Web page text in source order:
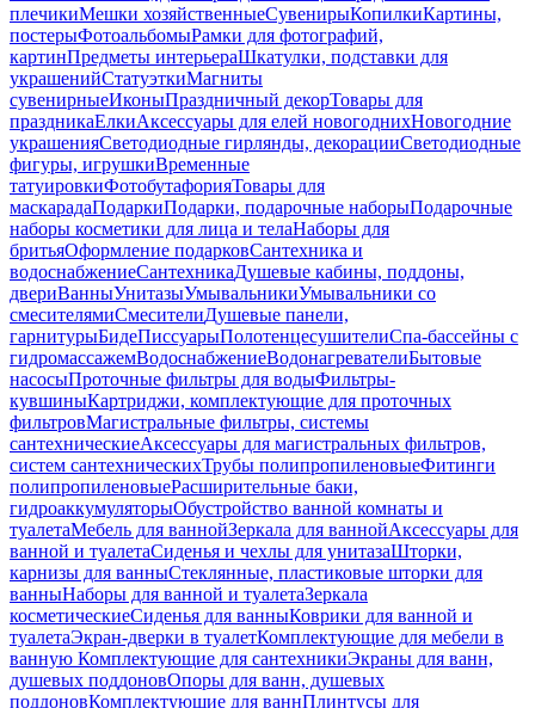
плечикиМешки хозяйственныеСувенирыКопилкиКартины,
постерыФотоальбомыРамки для фотографий,
картинПредметы интерьераШкатулки, подставки для
украшенийСтатуэткиМагниты
сувенирныеИконыПраздничный декорТовары для
праздникаЕлкиАксессуары для елей новогоднихНовогодние
украшенияСветодиодные гирлянды, декорацииСветодиодные
фигуры, игрушкиВременные
татуировкиФотобутафорияТовары для
маскарадаПодаркиПодарки, подарочные наборыПодарочные
наборы косметики для лица и телаНаборы для
бритьяОформление подарковСантехника и
водоснабжениеСантехникаДушевые кабины, поддоны,
двериВанныУнитазыУмывальникиУмывальники со
смесителямиСмесителиДушевые панели,
гарнитурыБидеПиссуарыПолотенцесушителиСпа-бассейны с
гидромассажемВодоснабжениеВодонагревателиБытовые
насосыПроточные фильтры для водыФильтры-
кувшиныКартриджи, комплектующие для проточных
фильтровМагистральные фильтры, системы
сантехническиеАксессуары для магистральных фильтров,
систем сантехническихТрубы полипропиленовыеФитинги
полипропиленовыеРасширительные баки,
гидроаккумуляторыОбустройство ванной комнаты и
туалетаМебель для ваннойЗеркала для ваннойАксессуары для
ванной и туалетаСиденья и чехлы для унитазаШторки,
карнизы для ванныСтеклянные, пластиковые шторки для
ванныНаборы для ванной и туалетаЗеркала
косметическиеСиденья для ванныКоврики для ванной и
туалетаЭкран-дверки в туалетКомплектующие для мебели в
ванную Комплектующие для сантехникиЭкраны для ванн,
душевых поддоновОпоры для ванн, душевых
поддоновКомплектующие для ваннПлинтусы для